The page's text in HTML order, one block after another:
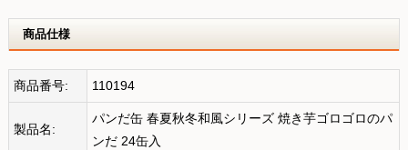
商品仕様
商品番号: 110194
製品名:
パンだ缶 春夏秋冬和風シリーズ 焼き芋ゴロゴロのパ
ンだ 24缶入